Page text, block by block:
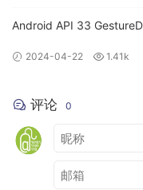
先说下mapping文
便排查
Android API 33 GestureDetector.OnGestureListener 覆写崩溃问
2024-04-22 1.41k
评论 0